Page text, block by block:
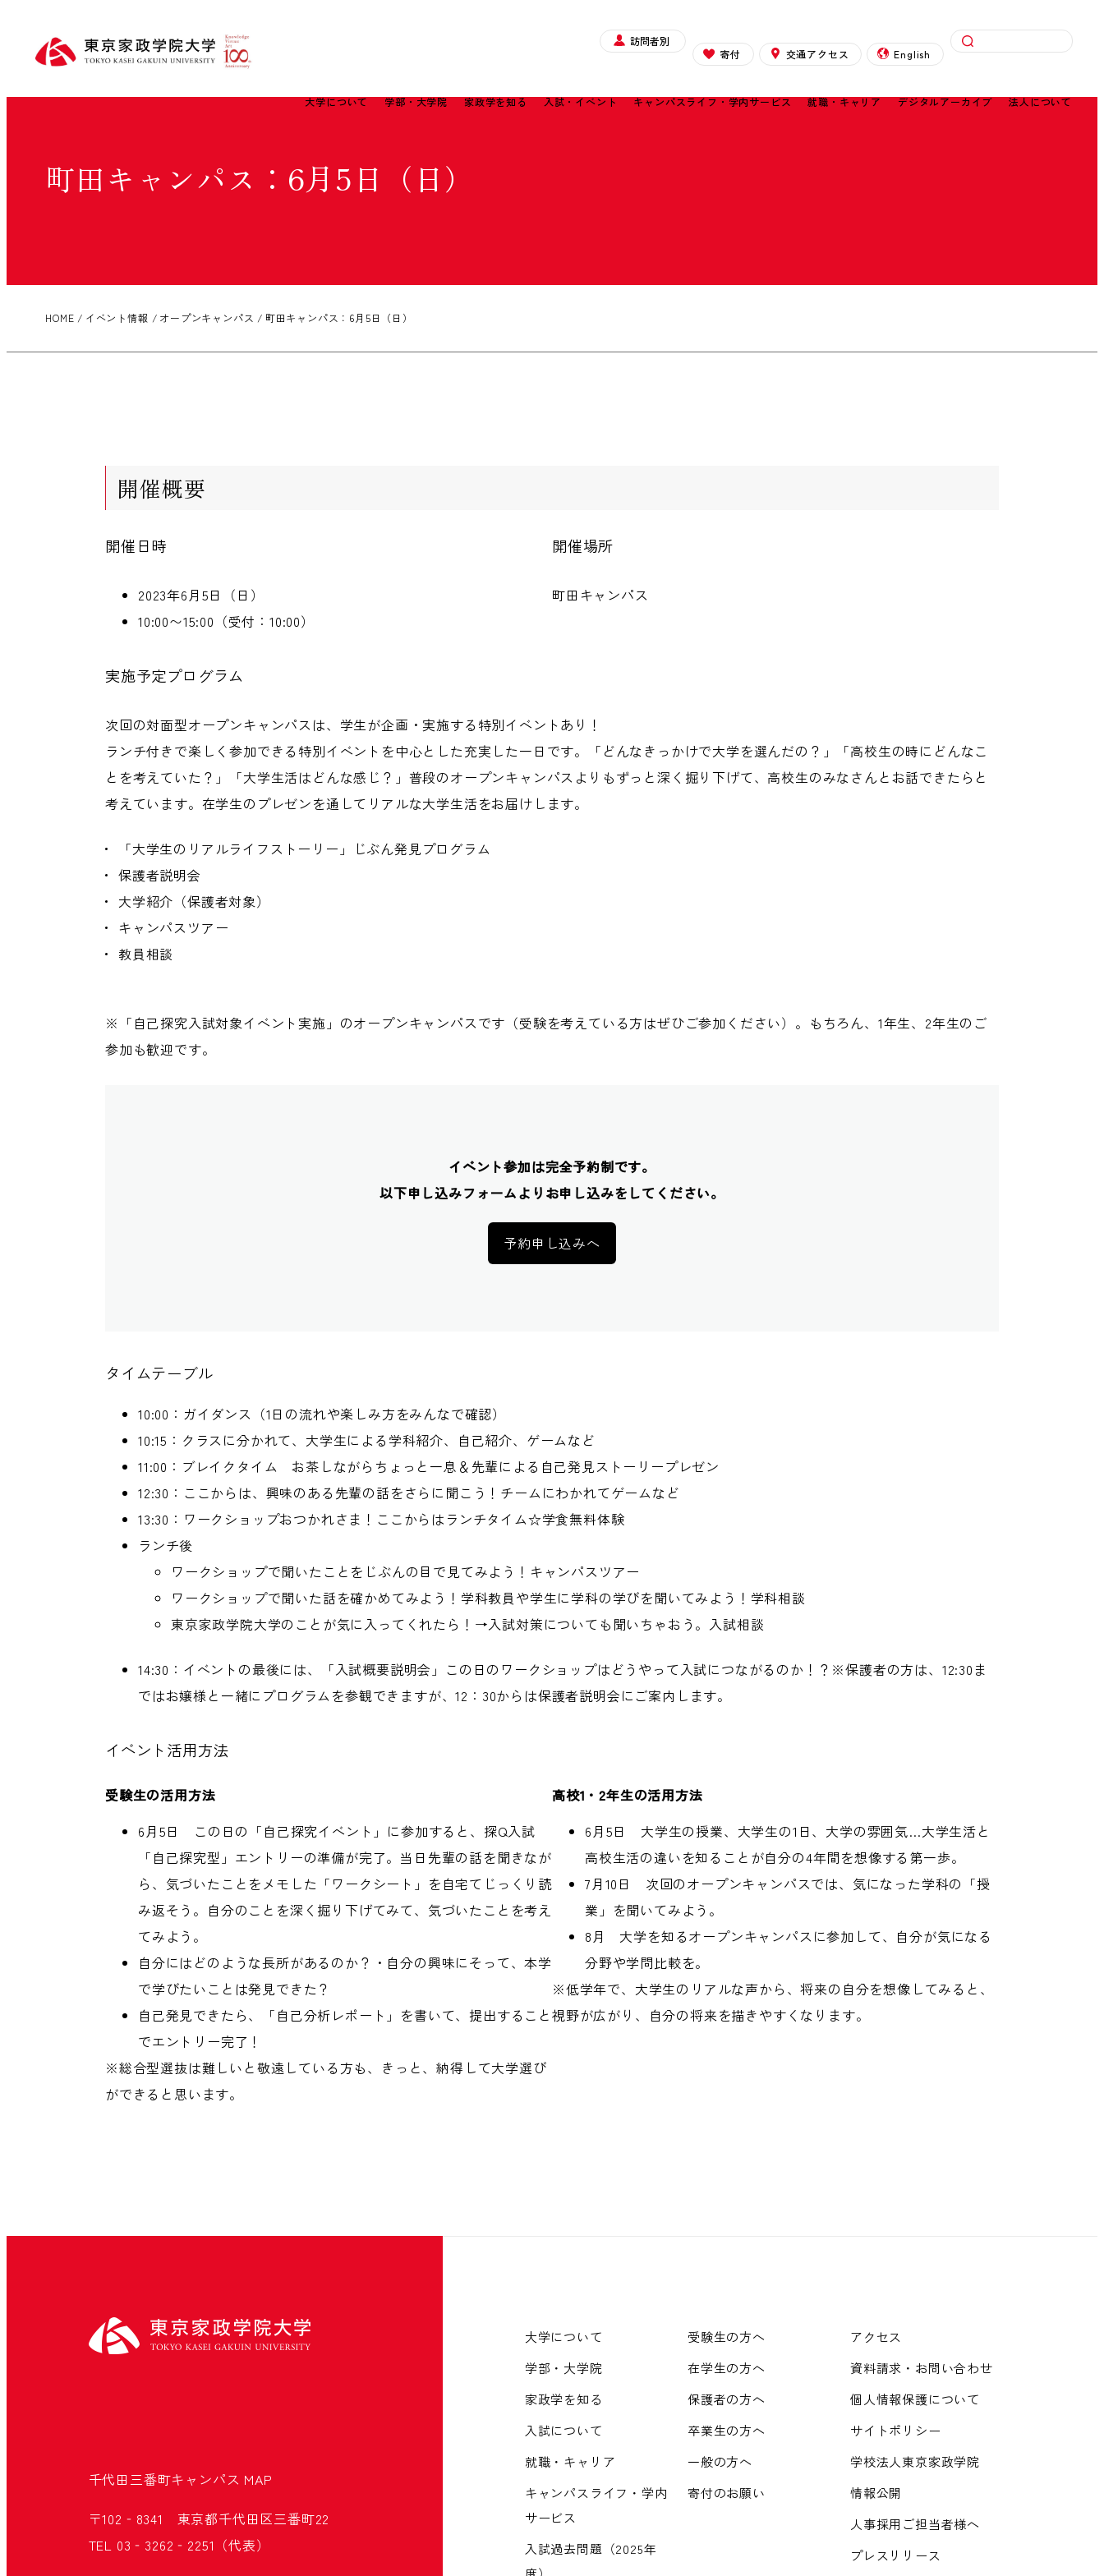
訪問者別
寄付
交通アクセス English 検索
大学について 学部・大学院 家政学を知る 入試・イベント キャンパスライフ・学内サービス 就職・キャリア デジタルアーカイブ 法人について
町田キャンパス：6月5日（日）
HOME イベント情報 オープンキャンパス 町田キャンパス：6月5日（日）
開催概要
開催日時
2023年6月5日（日）
10:00〜15:00（受付：10:00）
開催場所
町田キャンパス
実施予定プログラム
次回の対面型オープンキャンパスは、学生が企画・実施する特別イベントあり！
ランチ付きで楽しく参加できる特別イベントを中心とした充実した一日です。「どんなきっかけで大学を選んだの？」「高校生の時にどんなこ
とを考えていた？」「大学生活はどんな感じ？」普段のオープンキャンパスよりもずっと深く掘り下げて、高校生のみなさんとお話できたらと
考えています。在学生のプレゼンを通してリアルな大学生活をお届けします。
「大学生のリアルライフストーリー」じぶん発見プログラム
保護者説明会
大学紹介（保護者対象）
キャンパスツアー
教員相談
※「自己探究入試対象イベント実施」のオープンキャンパスです（受験を考えている方はぜひご参加ください）。もちろん、1年生、2年生のご
参加も歓迎です。
イベント参加は完全予約制です。
以下申し込みフォームよりお申し込みをしてください。
予約申し込みへ
タイムテーブル
10:00：ガイダンス（1日の流れや楽しみ方をみんなで確認）
10:15：クラスに分かれて、大学生による学科紹介、自己紹介、ゲームなど
11:00：ブレイクタイム お茶しながらちょっと一息＆先輩による自己発見ストーリープレゼン
12:30：ここからは、興味のある先輩の話をさらに聞こう！チームにわかれてゲームなど
13:30：ワークショップおつかれさま！ここからはランチタイム☆学食無料体験
ランチ後
ワークショップで聞いたことをじぶんの目で見てみよう！キャンパスツアー
ワークショップで聞いた話を確かめてみよう！学科教員や学生に学科の学びを聞いてみよう！学科相談
東京家政学院大学のことが気に入ってくれたら！→入試対策についても聞いちゃおう。入試相談
14:30：イベントの最後には、「入試概要説明会」この日のワークショップはどうやって入試につながるのか！？※保護者の方は、12:30ま
ではお嬢様と一緒にプログラムを参観できますが、12：30からは保護者説明会にご案内します。
イベント活用方法
受験生の活用方法
6月5日 この日の「自己探究イベント」に参加すると、探Q入試
「自己探究型」エントリーの準備が完了。当日先輩の話を聞きなが
ら、気づいたことをメモした「ワークシート」を自宅てじっくり読
み返そう。自分のことを深く掘り下げてみて、気づいたことを考え
てみよう。
自分にはどのような長所があるのか？・自分の興味にそって、本学
で学びたいことは発見できた？
自己発見できたら、「自己分析レポート」を書いて、提出すること
でエントリー完了！
※総合型選抜は難しいと敬遠している方も、きっと、納得して大学選び
ができると思います。
高校1・2年生の活用方法
6月5日 大学生の授業、大学生の1日、大学の雰囲気…大学生活と
高校生活の違いを知ることが自分の4年間を想像する第一歩。
7月10日 次回のオープンキャンパスでは、気になった学科の「授
業」を聞いてみよう。
8月 大学を知るオープンキャンパスに参加して、自分が気になる
分野や学問比較を。
※低学年で、大学生のリアルな声から、将来の自分を想像してみると、
視野が広がり、自分の将来を描きやすくなります。
千代田三番町キャンパス MAP
〒102‐8341 東京都千代田区三番町22
TEL 03‐3262‐2251（代表）
大学について
学部・大学院
家政学を知る
入試について
就職・キャリア
キャンパスライフ・学内
サービス
入試過去問題（2025年
受験生の方へ
在学生の方へ
保護者の方へ
卒業生の方へ
一般の方へ
寄付のお願い
アクセス
資料請求・お問い合わせ
個人情報保護について
サイトポリシー
学校法人東京家政学院
情報公開
人事採用ご担当者様へ
プレスリリース